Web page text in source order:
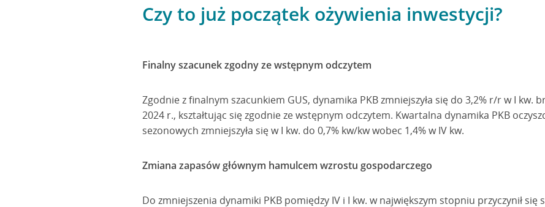
Czy to już początek ożywienia inwestycji?
Finalny szacunek zgodny ze wstępnym odczytem
Zgodnie z finalnym szacunkiem GUS, dynamika PKB zmniejszyła się do 3,2% r/r w I kw.
2024 r., kształtując się zgodnie ze wstępnym odczytem. Kwartalna dynamika PKB
sezonowych zmniejszyła się w I kw. do 0,7% kw/kw wobec 1,4% w IV kw.
Zmiana zapasów głównym hamulcem wzrostu gospodarczego
Do zmniejszenia dynamiki PKB pomiędzy IV i I kw. w największym stopniu przyczynił się